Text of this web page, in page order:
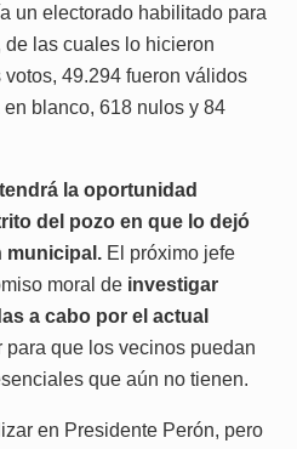
un electorado habilitado para
las cuales lo hicieron
49.294 fueron válidos
blanco, 618 nulos y 84
tendrá la oportunidad
del pozo en que lo dejó
municipal. El próximo jefe
moral de investigar
a cabo por el actual
para que los vecinos puedan
que aún no tienen.
en Presidente Perón, pero